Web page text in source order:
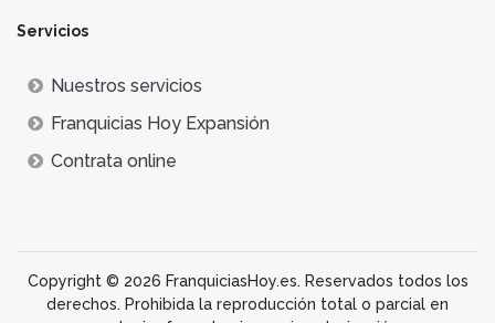
Servicios
Nuestros servicios
Franquicias Hoy Expansión
Contrata online
Copyright © 2026 FranquiciasHoy.es. Reservados todos los
derechos. Prohibida la reproducción total o parcial en